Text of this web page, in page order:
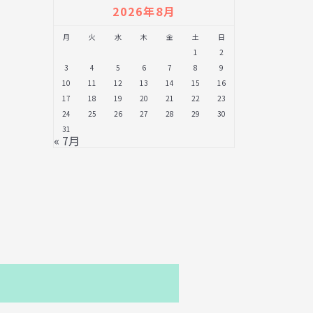
2026年8月
月 火 水 木 金 土
日
1
2
3
4 5 6 7 8
9
10
11 12 13 14 15
16
17
18 19 20 21 22
23
24
25 26 27 28 29
30
31
« 7月